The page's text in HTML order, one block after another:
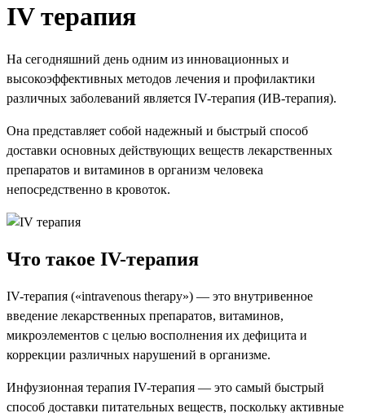
IV терапия
На сегодняшний день одним из инновационных и
высокоэффективных методов лечения и профилактики
различных заболеваний является IV-терапия (ИВ-терапия).
Она представляет собой надежный и быстрый способ
доставки основных действующих веществ лекарственных
препаратов и витаминов в организм человека
непосредственно в кровоток.
Что такое IV-терапия
IV-терапия («intravenous therapy») — это внутривенное
введение лекарственных препаратов, витаминов,
микроэлементов с целью восполнения их дефицита и
коррекции различных нарушений в организме.
Инфузионная терапия IV-терапия — это самый быстрый
способ доставки питательных веществ, поскольку активные